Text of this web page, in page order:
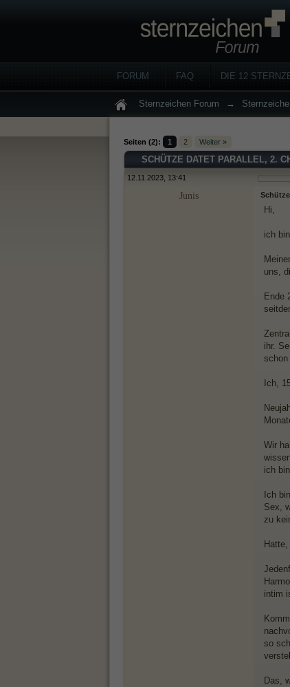
FORUM FAQ DIE 12
Sternzeichen Forum →
Seiten (2): 1 2 Weiter »
SCHÜTZE DATET PARALLEL, 2.
12.11.2023, 13:41
Junis
Hi,
ich bin
uns,
Ende
ihr.
schon
Ich,
Wir
ich
Ich
Sex,
zu
intim
so
Das,